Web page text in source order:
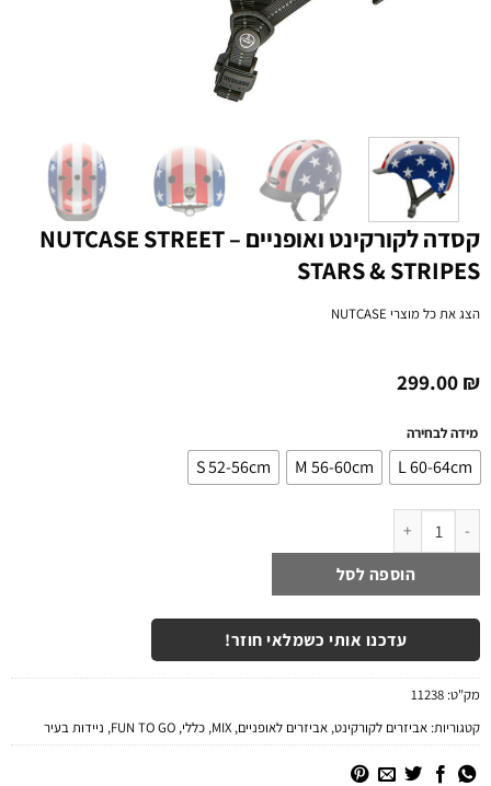
קסדה לקורקינט ואופניים NUTCASE STREET –
STARS & STRIPES
הצג את כל מוצריNUTCASE
299.00₪
מידה לבחירה
L 60-64cm
M 56-60cm
S 52-56cm
כמות של קסדה לקורקינט ואופניים NUTCASE STREET - STARS & STRIPES
הוספה לסל
עדכנו אותי כשמלאי חוזר!
מק"ט:11238
קטגוריות:אביזרים לקורקינט,אביזרים לאופניים,
MIX
,כללי,
FUN TO GO
,ניידות בעיר